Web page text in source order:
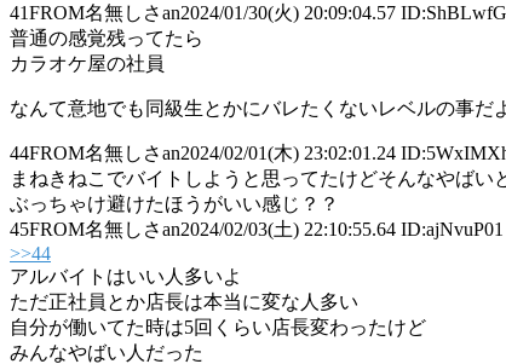
41FROM名無しさan2024/01/30(火) 20:09:04.57
普通の感覚残ってたら
カラオケ屋の社員
なんて意地でも同級生とかにバレたくないレベルの事だ
44FROM名無しさan2024/02/01(木) 23:02:01.24
まねきねこでバイトしようと思ってたけどそんなやばい
ぶっちゃけ避けたほうがいい感じ？？
45FROM名無しさan2024/02/03(土) 22:10:55.64 ID:ajNvuP01
>>44
アルバイトはいい人多いよ
ただ正社員とか店長は本当に変な人多い
自分が働いてた時は5回くらい店長変わったけど
みんなやばい人だった